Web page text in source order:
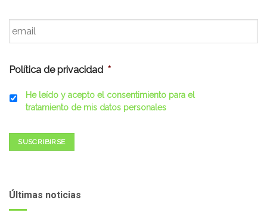
Email *
Política de privacidad *
He leído y acepto el consentimiento para el
tratamiento de mis datos personales
SUSCRIBIRSE
Últimas noticias